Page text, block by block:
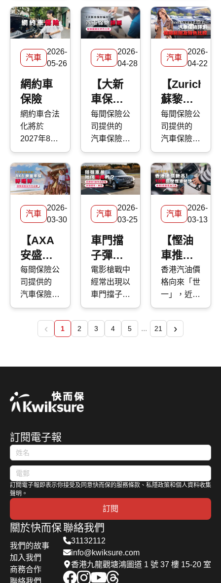
車型的特
點。
擇最適合的
車保方案。
傷害。 要
保護車漆，
最高性價比
的方法首選
汽車打蠟。
的汽車蠟種
類繁多，價
錢由 DIY
的百多元，
到汽車美容
該如何選
擇？傳統打
蠟與近年流
行的 汽車
鍍膜 又有
甚麼分別？
快而保 為
你一文看清
汽車打蠟的
好處、種
類、價錢比
較及常見問
題，助你選
出最適合愛
PHEV
車型盤
點｜優
缺點分
析｜保
養及使
用注意
事項
的「 一換
一完結 」
後便是
即「插電混
能車」。皆
因電動車車
價暴升後，
既可對抗油
魔又毋須為
續航距離而
煩惱的
PHEV 插
電混能車
型，便成為
各大代理力
谷對象。今
次 快而保
點本地最新
的 PHEV
混能車型
外，還有選
購及日常使
險2026
詳細解
析保障
範圍及
特色
同，應該點
揀好？ 快
而保
帶你深入了
解中銀
2026 年汽
車保險的保
障與價格，
評析 中銀
汽車保險
優缺點，助
你選擇最合
適的車保方
案。
較：原
理、保
養差異
｜維修
成本分
析
但面對高企
的 油價 ，
近期不少汽
為力谷 混
能車 。無
論你是準備
入手或已經
是混能車
主，應該如
何分辨不同
種類的混能
車？應該如
何保養混能
車？今次
快而保 便
與大家分享
日系與歐系
及混能車保
養攻略。
汽車
2026-
05-26
網約車
保險
網約車合法
化將於
2027年8月
22日生
效，政府近
日向立法會
提交文件，
服務的規管
細節；當中
包括，網約
車司機必需
年滿21歲
及持有香港
永久性居民
身份證、且
執照超過一
年、五年內
前課程等，
建議首階段
發牌上限一
萬架，另外
對於申請車
輛也列出3
點要求包括
車輛車齡須
年、持有涵
蓋網約車用
途的第三者
風險保險、
私家車須由
汽車
2026-
04-28
【大新
車保好
唔好】
汽車保
險2026
保障範
圍及特
色比較
每間保險公
司提供的
汽車保險
保障各有不
同，應該點
揀？ 快而
保
帶你深入了
解大新車保
2026 年保
障與價格，
評析大新
汽車保險
優缺點，助
你選擇最適
案。
汽車
2026-
04-22
【Zurich
蘇黎世
車保好
唔好】
汽車保
評測 |
保障範
圍及特
色比較
每間保險公
司提供的
汽車保險
保障各有不
同，應該點
揀好？ 快
而保
帶你深入了
解 Zurich
蘇黎世車保
2026 年保
障與價格，
評析
Zurich 蘇
黎世 汽車
點，助你選
擇最適合的
汽車
2026-
03-30
【AXA
安盛車
保好唔
好】汽
車保險
測 | 保
每間保險公
司提供的
汽車保險
保障各有不
同，應該點
揀好？ 快
帶你深入了
盛車保
2026 年保
評析 AXA
安盛 汽車
保險 優缺
點，助你選
擇最適合的
車保方案。
汽車
2026-
03-25
車門擋
子彈係
咪真？
防彈車
是如何
的：解
電影槍戰中
經常出現以
車門擋子彈
的場面，事
實上，一般
車輛只是用
能用作抵擋
能。今次
快而保 便
解構防彈
解其防彈標
準，以及有
哪些防彈車
型。
汽車
2026-
03-13
【慳油
車推
介】香
港油價
新高！
駛慳油
香港汽油價
格向來「世
一」，近期
更衝破每公
升 30 港元
關口，令一
連天。今次
的汽油車，
讓車主們減
‹ 1 2 3 4 5 ... 21 ›
訂閱電子報
訂閱電子報即表示你接受及同意快而保的服務條款、私隱政策和個人資料收集
聲明。
訂閱
關於快而保
我們的故事
加入我們
商務合作
聯絡我們
聯絡我們
31132112
info@kwiksure.com
香港九龍觀塘鴻圖道 1 號 37 樓 15-20 室